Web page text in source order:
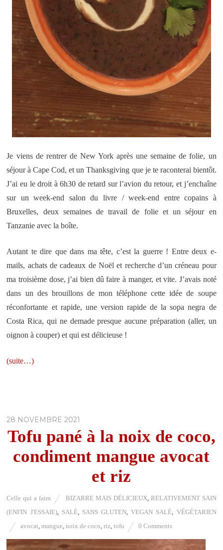
Je viens de rentrer de New York après une semaine de folie, un
séjour à Cape Cod, et un Thanksgiving que je te raconterai bientôt.
J’ai eu le droit à 6h30 de retard sur l’avion du retour, et j’enchaîne
sur un week-end salon du livre / week-end entre copains à
Bruxelles, deux semaines de travail de folie et un séjour en
Tanzanie avec la boîte.
Autant te dire que dans ma tête, c’est la guerre ! Entre deux e-
mails, achats de cadeaux de Noël et recherche d’un créneau pour
ma troisième dose, j’ai bien dû faire à manger, et vite. J’avais noté
dans un des brouillons de mon téléphone cette idée de soupe
réconfortante et rapide, une version rapide de la sopa negra de
Costa Rica, qui ne demade presque aucune préparation (aller, un
oignon à couper) et qui est délicieuse !
(suite…)
28 NOVEMBRE 2021
Tofu pané à la noix de coco,
condiment mangue avocat
et riz
Celle qui a faim BIZARRE MAIS DÉLICIEUX, RELATIVEMENT SAIN
(ENFIN J'ESSAIE), SALÉ, SANS GLUTEN,VEGAN SALÉ, VÉGÉTARIEN
avocat,mangue,noix de coco,riz,tofu 0 Comments